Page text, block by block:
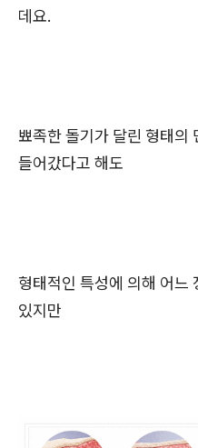
데요.
뾰족한 돌기가 달린 형태의
들어갔다고 해도
형태적인 특성에 의해 어느
있지만